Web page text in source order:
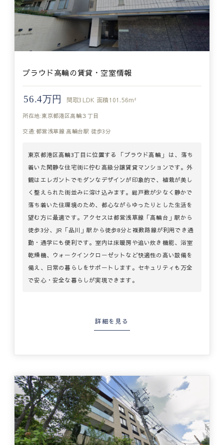
プラウド高輪の賃貸・空室情報
56.4万円 間取3LDK 面積101.56m²
所在地:東京都港区高輪３丁目
交通:都営浅草線 高輪台駅 徒歩3分
東京都港区高輪3丁目に位置する 「プラウド高輪」 は、落ち
着いた閑静な住宅街に佇む高級分譲賃貸マンションです。外
観はエレガントでモダンなデザインが印象的で、植栽が美し
く整えられた街並みに溶け込みます。総戸数が少なく静かで
落ち着いた住環境のため、都心ながらゆったりとした生活を
望む方に最適です。アクセスは都営浅草線「高輪台」駅から
徒歩3分、JR「品川」駅から徒歩8分と複数路線が利用でき通
勤・通学にも便利です。室内は床暖房や追い炊き機能、浴室
乾燥機、ウォークインクローゼットなど快適性の高い設備を
備え、日常の暮らしをサポートします。セキュリティも万全
で安心・安全な暮らしが実現できます。
詳細を見る